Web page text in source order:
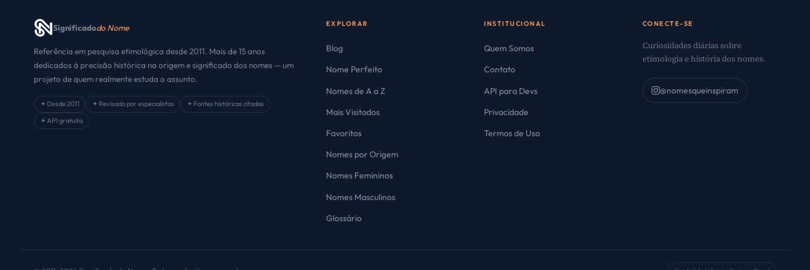
Significadodo Nome
Referência em pesquisa etimológica desde 2011. Mais de 15 anos
dedicados à precisão histórica na origem e significado dos nomes — um
projeto de quem realmente estuda o assunto.
✦ Desde 2011 ✦ Revisado por especialistas
✦ Fontes históricas citadas
✦ API gratuita
EXPLORAR
Blog
Nome Perfeito
Nomes de A a Z
Mais Visitados
Favoritos
Nomes por Origem
Nomes Femininos
Nomes Masculinos
Glossário
INSTITUCIONAL
Quem Somos
Contato
API para Devs
Privacidade
Termos de Uso
CONECTE-SE
Curiosidades diárias sobre
etimologia e história dos nomes.
@nomesqueinspiram